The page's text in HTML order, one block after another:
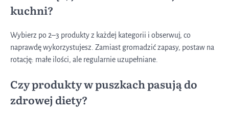
kuchni?
Wybierz po 2–3 produkty z każdej kategorii i obserwuj, co
naprawdę wykorzystujesz. Zamiast gromadzić zapasy, postaw na
rotację: małe ilości, ale regularnie uzupełniane.
Czy produkty w puszkach pasują do
zdrowej diety?